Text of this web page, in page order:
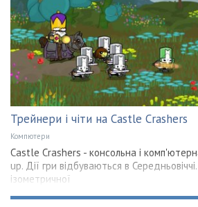
Трейнери і чіти на Castle Crashers
Компютери
Castle Crashers - консольна і
up. Дії гри відбуваються в
ізометричної